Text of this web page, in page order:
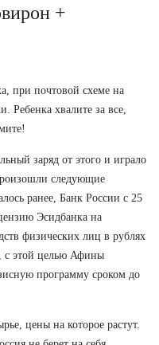
+
при почтовой схеме на
Ребенка хвалите за все,
заряд от этого и играло
следующие
ранее, Банк России с 25
Эсидбанка на
физических лиц в рублях
с этой целью Афины
программу сроком до
цены на которое растут.